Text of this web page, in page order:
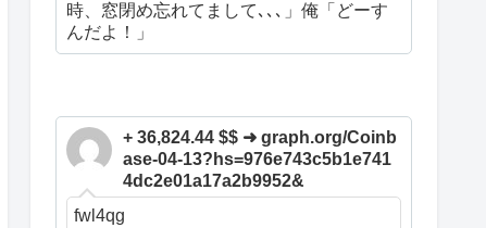
時、窓閉め忘れてまして､､､」俺「どーす
んだよ！」
+ 36,824.44 $$ ➜ graph.org/Coinb
ase-04-13?hs=976e743c5b1e741
4dc2e01a17a2b9952&
fwl4qg